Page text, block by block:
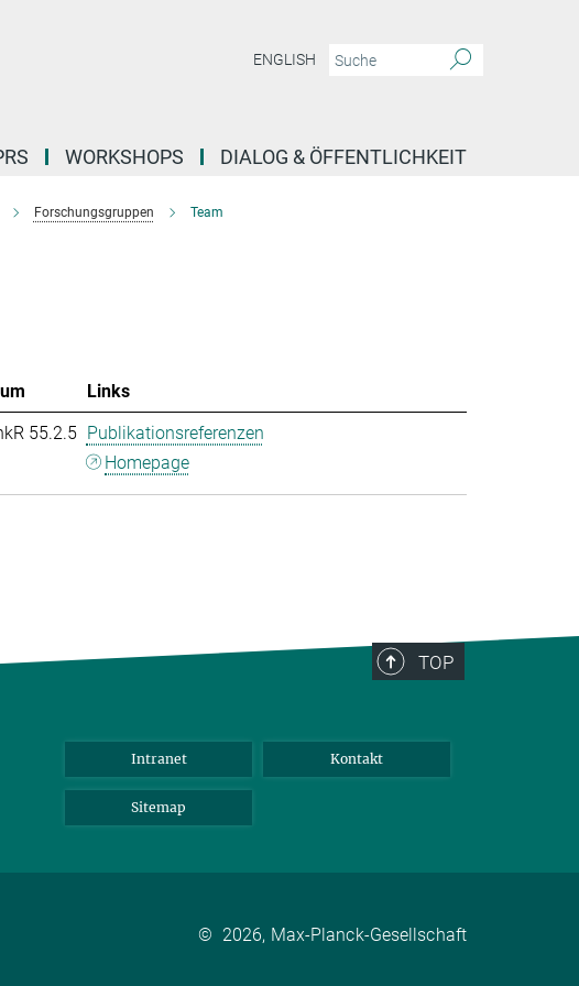
ENGLISH
WORKSHOPS DIALOG & ÖFFENTLICHKEIT
Forschungsgruppen Team
Links
55.2.5 Publikationsreferenzen
Homepage
TOP
Intranet Kontakt
Sitemap
© 2026, Max-Planck-Gesellschaft